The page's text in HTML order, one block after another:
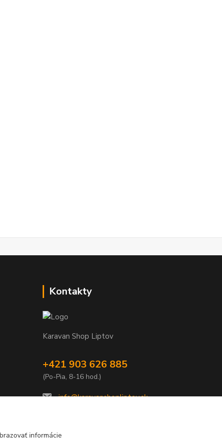
Kontakty
Karavan Shop Liptov
+421 903 626 885
(Po-Pia, 8-16 hod.)
info@karavanshopliptov.sk
informácie